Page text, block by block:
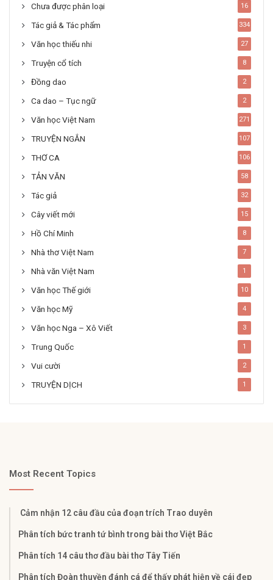
Chưa được phân loại 16
Tác giả & Tác phẩm 334
Văn học thiếu nhi 27
Truyện cổ tích 8
Đồng dao 2
Ca dao – Tục ngữ 2
Văn học Việt Nam 271
TRUYỆN NGẮN 107
THƠ CA 106
TẢN VĂN 58
Tác giả 32
Cây viết mới 15
Hồ Chí Minh 8
Nhà thơ Việt Nam 7
Nhà văn Việt Nam 1
Văn học Thế giới 10
Văn học Mỹ 4
Văn học Nga – Xô Viết 3
Trung Quốc 1
Vui cười 2
TRUYỆN DỊCH 1
Most Recent Topics
Cảm nhận 12 câu đầu của đoạn trích Trao duyên
Phân tích bức tranh tứ bình trong bài thơ Việt Bắc
Phân tích 14 câu thơ đầu bài thơ Tây Tiến
Phân tích Đoàn thuyền đánh cá để thấy phát hiện về cái đẹp